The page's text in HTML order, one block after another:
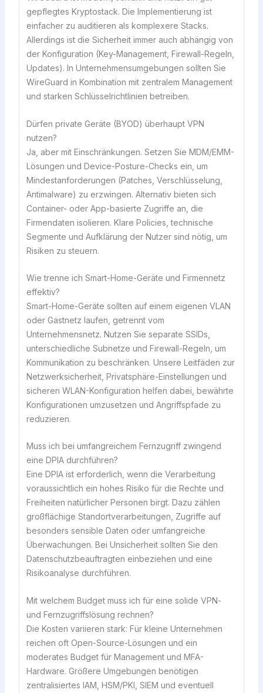
gepflegtes Kryptostack. Die Implementierung ist
einfacher zu auditieren als komplexere Stacks.
Allerdings ist die Sicherheit immer auch abhängig von
der Konfiguration (Key-Management, Firewall-Regeln,
Updates). In Unternehmensumgebungen sollten Sie
WireGuard in Kombination mit zentralem Management
und starken Schlüsselrichtlinien betreiben.
Dürfen private Geräte (BYOD) überhaupt VPN
nutzen?
Ja, aber mit Einschränkungen. Setzen Sie MDM/EMM-
Lösungen und Device-Posture-Checks ein, um
Mindestanforderungen (Patches, Verschlüsselung,
Antimalware) zu erzwingen. Alternativ bieten sich
Container- oder App-basierte Zugriffe an, die
Firmendaten isolieren. Klare Policies, technische
Segmente und Aufklärung der Nutzer sind nötig, um
Risiken zu steuern.
Wie trenne ich Smart-Home-Geräte und Firmennetz
effektiv?
Smart-Home-Geräte sollten auf einem eigenen VLAN
oder Gastnetz laufen, getrennt vom
Unternehmensnetz. Nutzen Sie separate SSIDs,
unterschiedliche Subnetze und Firewall-Regeln, um
Kommunikation zu beschränken. Unsere Leitfäden zur
Netzwerksicherheit, Privatsphäre-Einstellungen und
sicheren WLAN-Konfiguration helfen dabei, bewährte
Konfigurationen umzusetzen und Angriffspfade zu
reduzieren.
Muss ich bei umfangreichem Fernzugriff zwingend
eine DPIA durchführen?
Eine DPIA ist erforderlich, wenn die Verarbeitung
voraussichtlich ein hohes Risiko für die Rechte und
Freiheiten natürlicher Personen birgt. Dazu zählen
großflächige Standortverarbeitungen, Zugriffe auf
besonders sensible Daten oder umfangreiche
Überwachungen. Bei Unsicherheit sollten Sie den
Datenschutzbeauftragten einbeziehen und eine
Risikoanalyse durchführen.
Mit welchem Budget muss ich für eine solide VPN-
und Fernzugriffslösung rechnen?
Die Kosten variieren stark: Für kleine Unternehmen
reichen oft Open-Source-Lösungen und ein
moderates Budget für Management und MFA-
Hardware. Größere Umgebungen benötigen
zentralisiertes IAM, HSM/PKI, SIEM und eventuell